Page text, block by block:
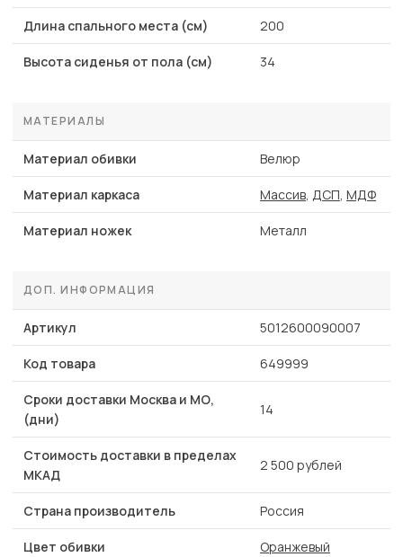
Длина спального места (см) 200
Высота сиденья от пола (см) 34
МАТЕРИАЛЫ
Материал обивки Велюр
Материал каркаса Массив, ДСП, МДФ
Материал ножек Металл
ДОП. ИНФОРМАЦИЯ
Артикул 5012600090007
Код товара 649999
Сроки доставки Москва и МО,
(дни)
14
Стоимость доставки в пределах
МКАД
2 500 рублей
Страна производитель Россия
Цвет обивки Оранжевый